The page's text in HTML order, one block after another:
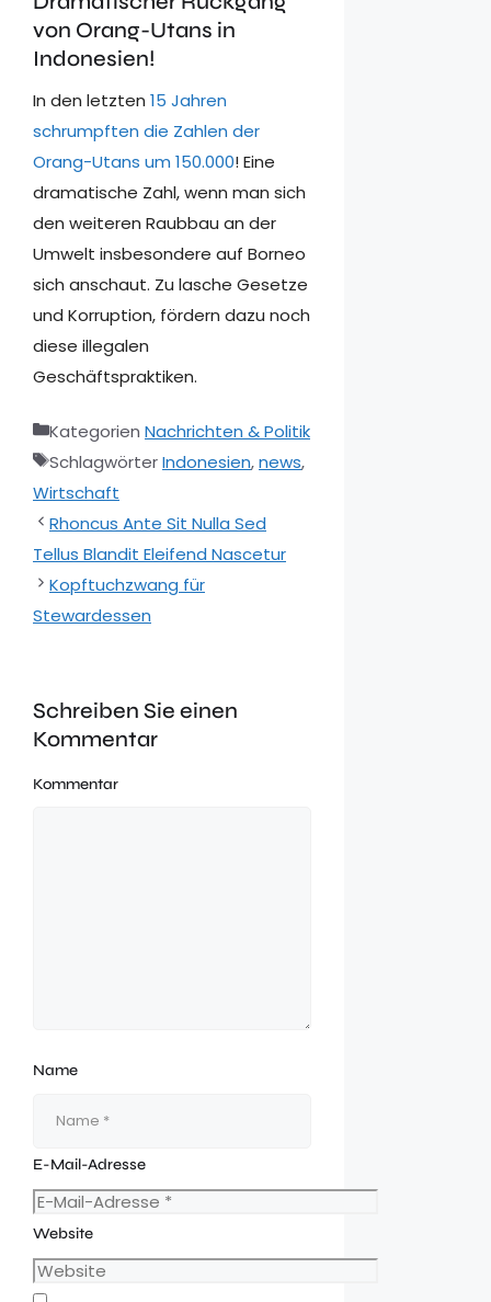
von Orang-Utans in
Indonesien!
In den letzten 15 Jahren
schrumpften die Zahlen der
Orang-Utans um 150.000! Eine
dramatische Zahl, wenn man sich
den weiteren Raubbau an der
Umwelt insbesondere auf Borneo
sich anschaut. Zu lasche Gesetze
und Korruption, fördern dazu noch
diese illegalen
Geschäftspraktiken.
Kategorien Nachrichten & Politik
SchlagwörterIndonesien,news,
Wirtschaft
Rhoncus Ante Sit Nulla Sed
Tellus Blandit Eleifend Nascetur
Kopftuchzwang für
Stewardessen
Schreiben Sie einen
Kommentar
Kommentar
Name
E-Mail-Adresse
Website